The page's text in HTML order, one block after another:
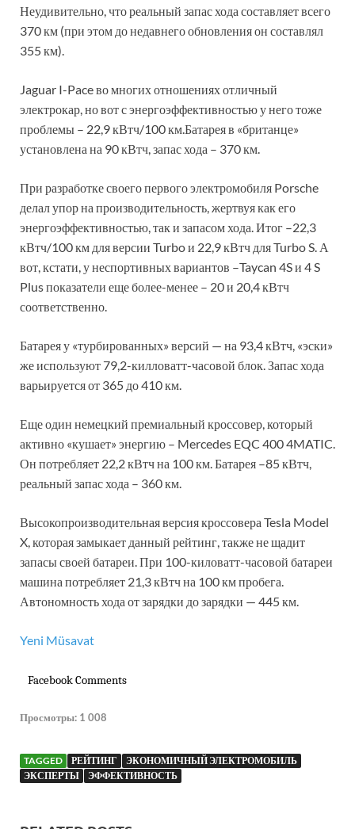
Неудивительно, что реальный запас хода составляет всего
370 км (при этом до недавнего обновления он составлял
355 км).
Jaguar I-Pace во многих отношениях отличный
электрокар, но вот с энергоэффективностью у него тоже
проблемы – 22,9 кВтч/100 км.Батарея в «британце»
установлена на 90 кВтч, запас хода – 370 км.
При разработке своего первого электромобиля Porsche
делал упор на производительность, жертвуя как его
энергоэффективностью, так и запасом хода. Итог –22,3
кВтч/100 км для версии Turbo и 22,9 кВтч для Turbo S. А
вот, кстати, у неспортивных вариантов –Taycan 4S и 4 S
Plus показатели еще более-менее – 20 и 20,4 кВтч
соответственно.
Батарея у «турбированных» версий — на 93,4 кВтч, «эски»
же используют 79,2-килловатт-часовой блок. Запас хода
варьируется от 365 до 410 км.
Еще один немецкий премиальный кроссовер, который
активно «кушает» энергию – Mercedes EQC 400 4MATIC.
Он потребляет 22,2 кВтч на 100 км. Батарея –85 кВтч,
реальный запас хода – 360 км.
Высокопроизводительная версия кроссовера Tesla Model
X, которая замыкает данный рейтинг, также не щадит
запасы своей батареи. При 100-киловатт-часовой батареи
машина потребляет 21,3 кВтч на 100 км пробега.
Автономность хода от зарядки до зарядки — 445 км.
Yeni Müsavat
Facebook Comments
Просмотры: 1 008
TAGGED РЕЙТИНГ
ЭКОНОМИЧНЫЙ ЭЛЕКТРОМОБИЛЬ
ЭКСПЕРТЫ
ЭФФЕКТИВНОСТЬ